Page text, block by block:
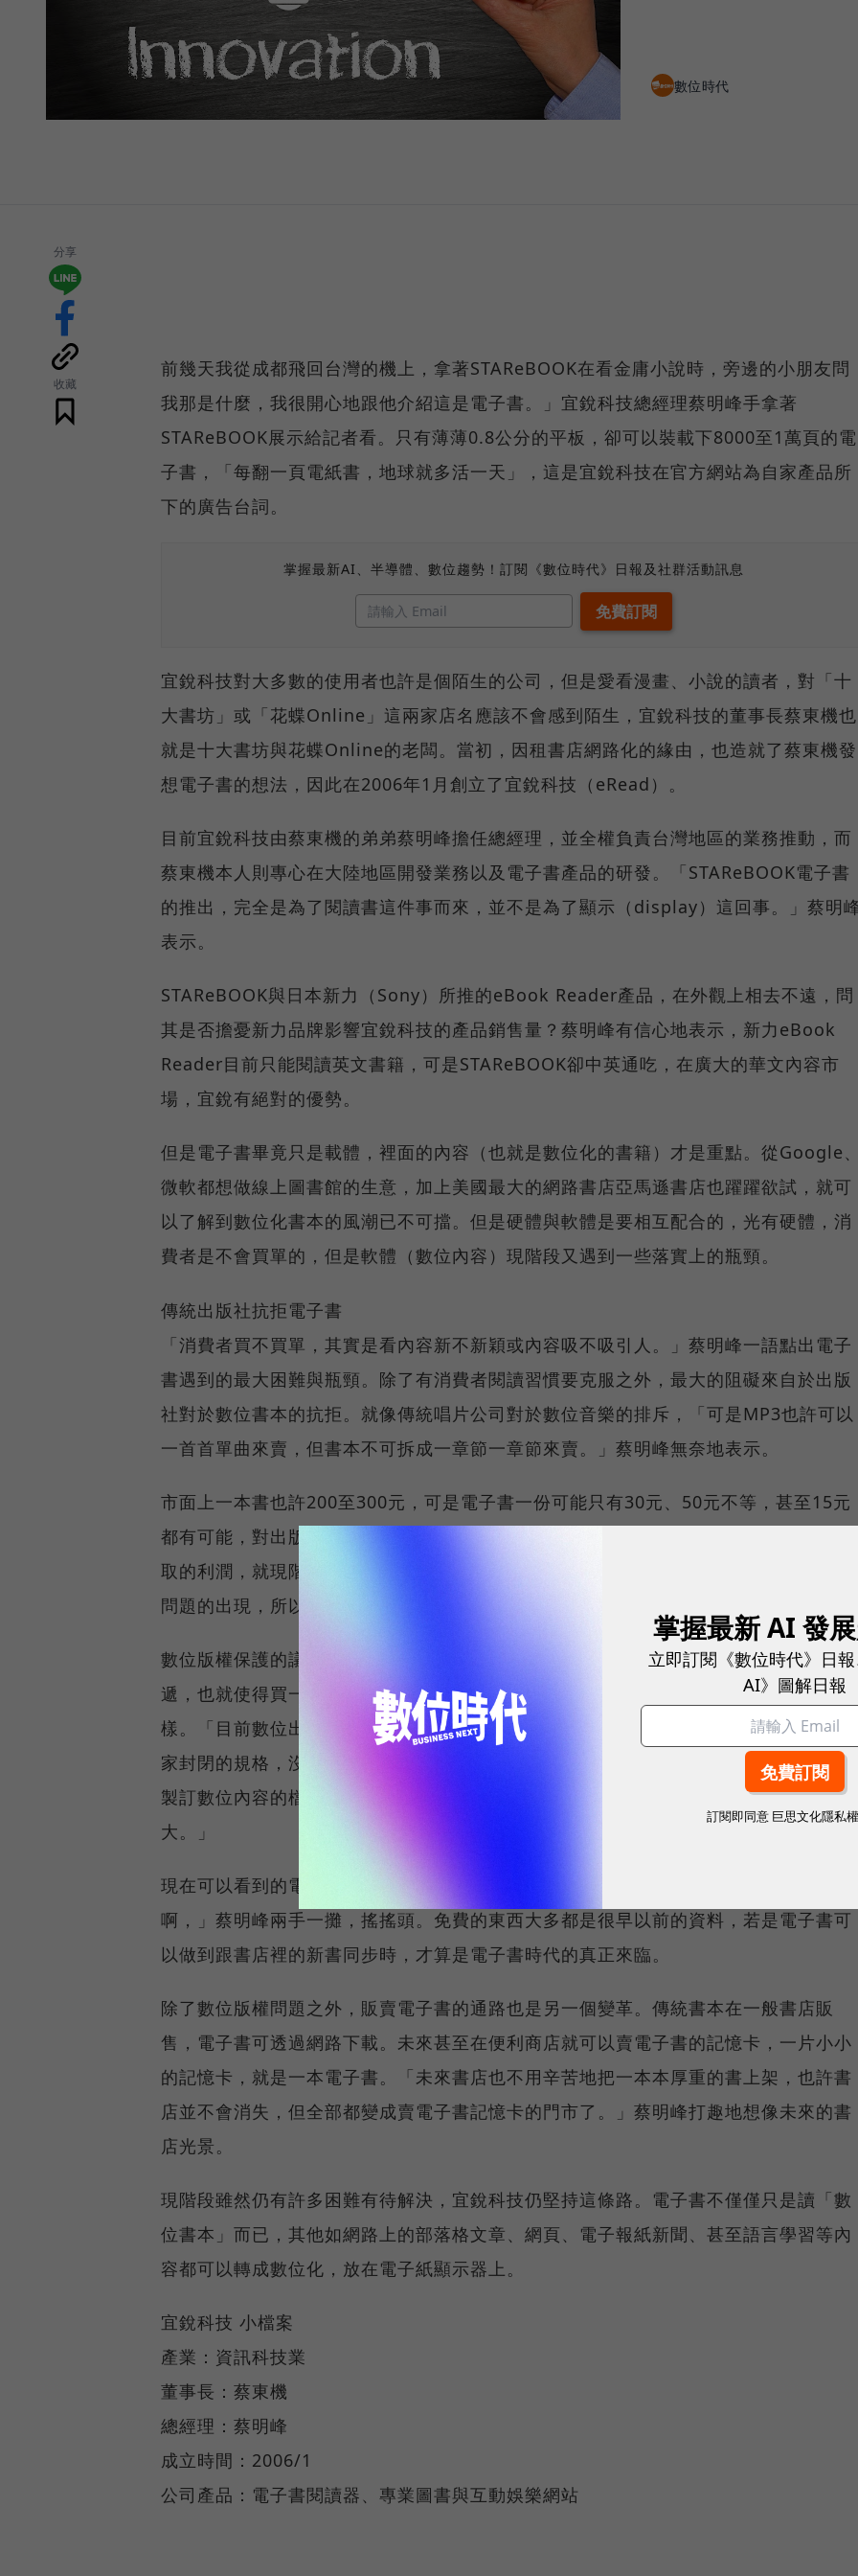
數位時代
分享
收藏
前幾天我從成都飛回台灣的機上，拿著STAReBOOK在看金庸小說時，旁邊的小朋友問
我那是什麼，我很開心地跟他介紹這是電子書。」宜銳科技總經理蔡明峰手拿著
STAReBOOK展示給記者看。只有薄薄0.8公分的平板，卻可以裝載下8000至1萬頁的電
子書，「每翻一頁電紙書，地球就多活一天」，這是宜銳科技在官方網站為自家產品所
下的廣告台詞。
掌握最新AI、半導體、數位趨勢！訂閱《數位時代》日報及社群活動訊息
宜銳科技對大多數的使用者也許是個陌生的公司，但是愛看漫畫、小說的讀者，對「十
大書坊」或「花蝶Online」這兩家店名應該不會感到陌生，宜銳科技的董事長蔡東機也
就是十大書坊與花蝶Online的老闆。當初，因租書店網路化的緣由，也造就了蔡東機發
想電子書的想法，因此在2006年1月創立了宜銳科技（eRead）。
目前宜銳科技由蔡東機的弟弟蔡明峰擔任總經理，並全權負責台灣地區的業務推動，而
蔡東機本人則專心在大陸地區開發業務以及電子書產品的研發。「STAReBOOK電子書
的推出，完全是為了閱讀書這件事而來，並不是為了顯示（display）這回事。」蔡明
表示。
STAReBOOK與日本新力（Sony）所推的eBook Reader產品，在外觀上相去不遠，問
其是否擔憂新力品牌影響宜銳科技的產品銷售量？蔡明峰有信心地表示，新力eBook
Reader目前只能閱讀英文書籍，可是STAReBOOK卻中英通吃，在廣大的華文內容市
場，宜銳有絕對的優勢。
但是電子書畢竟只是載體，裡面的內容（也就是數位化的書籍）才是重點。從Google
微軟都想做線上圖書館的生意，加上美國最大的網路書店亞馬遜書店也躍躍欲試，就可
以了解到數位化書本的風潮已不可擋。但是硬體與軟體是要相互配合的，光有硬體，消
費者是不會買單的，但是軟體（數位內容）現階段又遇到一些落實上的瓶頸。
傳統出版社抗拒電子書
「消費者買不買單，其實是看內容新不新穎或內容吸不吸引人。」蔡明峰一語點出電子
書遇到的最大困難與瓶頸。除了有消費者閱讀習慣要克服之外，最大的阻礙來自於出版
社對於數位書本的抗拒。就像傳統唱片公司對於數位音樂的排斥，「可是MP3也許可以
一首首單曲來賣，但書本不可拆成一章節一章節來賣。」蔡明峰無奈地表示。
市面上一本書也許200至300元，可是電子書一份可能只有30元、50元不等，甚至15元
都有可能，對出版商來說，原本300元當中扣除作者10％版稅與通路商的成本後，可獲
取的利潤，就現階段來說還是高過於電子書，加上出版社又擔心數位內容會有「盜版」
問題的出現，所以幾乎全世界的出版社都在抗拒電子書數位化。
數位版權保護的議題一直以來都是數位內容的最重要課題。因為數位化，所以容易傳
遞，也就使得買一份大家共用的「盜版」狀況出現，數位音樂是這樣，數位出版更是這
樣。「目前數位出版有太多檔案格式，最常見的就是pdf、txt、doc等，有些甚至是自
家封閉的規格，沒有統一。」蔡明峰解釋，未來的商機不在硬體產品，而在數位內容與
製訂數位內容的檔案格式標準，「誰可以先把數位內容的平台標準建立起來，誰就是老
大。」
現在可以看到的電子書內容大多是免費的資源，再不然就是舊書，「可是誰要看舊書
啊，」蔡明峰兩手一攤，搖搖頭。免費的東西大多都是很早以前的資料，若是電子書可
以做到跟書店裡的新書同步時，才算是電子書時代的真正來臨。
除了數位版權問題之外，販賣電子書的通路也是另一個變革。傳統書本在一般書店販
售，電子書可透過網路下載。未來甚至在便利商店就可以賣電子書的記憶卡，一片小小
的記憶卡，就是一本電子書。「未來書店也不用辛苦地把一本本厚重的書上架，也許書
店並不會消失，但全部都變成賣電子書記憶卡的門市了。」蔡明峰打趣地想像未來的書
店光景。
現階段雖然仍有許多困難有待解決，宜銳科技仍堅持這條路。電子書不僅僅只是讀「數
位書本」而已，其他如網路上的部落格文章、網頁、電子報紙新聞、甚至語言學習等內
容都可以轉成數位化，放在電子紙顯示器上。
宜銳科技 小檔案
產業：資訊科技業
董事長：蔡東機
總經理：蔡明峰
成立時間：2006/1
公司產品：電子書閱讀器、專業圖書與互動娛樂網站
掌握最新 AI 發
立即訂閱《數位時代》日
AI》圖解日報
訂閱即同意 巨思文化隱私